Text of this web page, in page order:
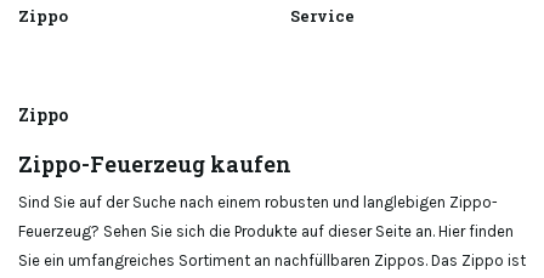
Zippo Service
Zippo
Zippo-Feuerzeug kaufen
Sind Sie auf der Suche nach einem robusten und langlebigen Zippo-
Feuerzeug? Sehen Sie sich die Produkte auf dieser Seite an. Hier finden
Sie ein umfangreiches Sortiment an nachfüllbaren Zippos. Das Zippo ist